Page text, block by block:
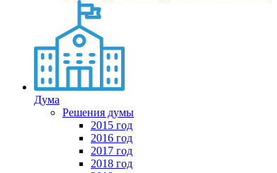
Дума
Решения думы
2015 год
2016 год
2017 год
2018 год